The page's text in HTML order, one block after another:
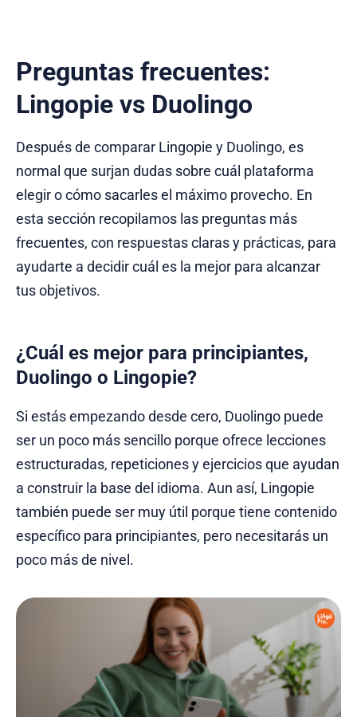
Preguntas frecuentes:
Lingopie vs Duolingo
Después de comparar Lingopie y Duolingo, es
normal que surjan dudas sobre cuál plataforma
elegir o cómo sacarles el máximo provecho. En
esta sección recopilamos las preguntas más
frecuentes, con respuestas claras y prácticas, para
ayudarte a decidir cuál es la mejor para alcanzar
tus objetivos.
¿Cuál es mejor para principiantes,
Duolingo o Lingopie?
Si estás empezando desde cero, Duolingo puede
ser un poco más sencillo porque ofrece lecciones
estructuradas, repeticiones y ejercicios que ayudan
a construir la base del idioma. Aun así, Lingopie
también puede ser muy útil porque tiene contenido
específico para principiantes, pero necesitarás un
poco más de nivel.